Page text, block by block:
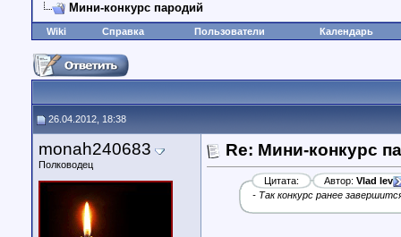
Мини-конкурс пародий
Wiki Справка Пользователи Календарь
26.04.2012, 18:38
monah240683
Полководец
Re: Мини-конкурс
Цитата: Автор: Vlad lev
- Так конкурс ранее